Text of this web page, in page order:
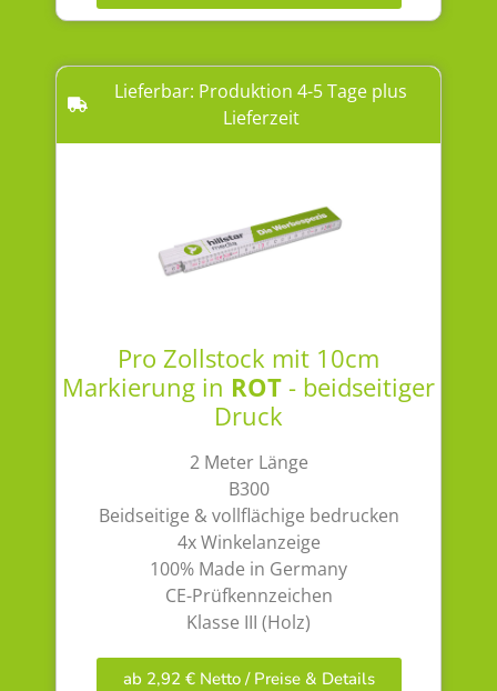
Lieferbar: Produktion 4-5 Tage plus
Lieferzeit
Pro Zollstock mit 10cm
Markierung in ROT- beidseitiger
Druck
2 Meter Länge
B300
Beidseitige & vollflächige bedrucken
4x Winkelanzeige
100% Made in Germany
CE-Prüfkennzeichen
Klasse III (Holz)
ab 2,92 € Netto / Preise & Details